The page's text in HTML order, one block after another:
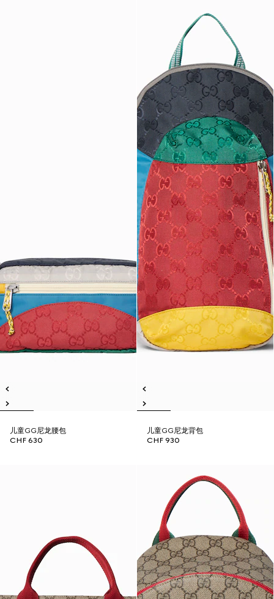
儿童GG尼龙腰包
CHF 630
儿童GG尼龙背包
CHF 930